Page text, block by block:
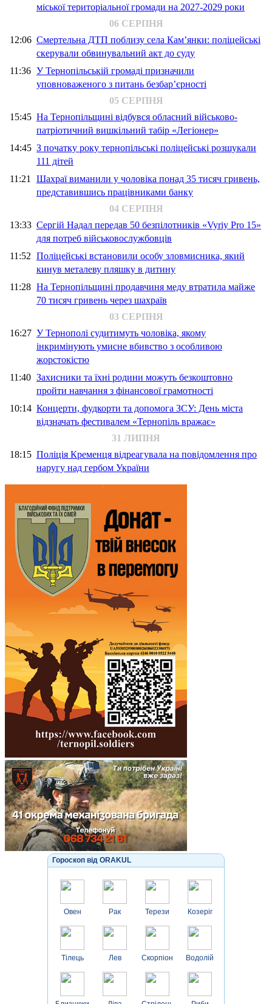
міської територіальної громади на 2027-2029 роки
06 СЕРПНЯ
12:06 Смертельна ДТП поблизу села Кам’янки: поліцейські
скерували обвинувальний акт до суду
11:36 У Тернопільській громаді призначили
уповноваженого з питань безбар’єрності
05 СЕРПНЯ
15:45 На Тернопільщині відбувся обласний військово-
патріотичний вишкільний табір «Легіонер»
14:45 З початку року тернопільські поліцейські розшукали
111 дітей
11:21 Шахраї виманили у чоловіка понад 35 тисяч гривень,
представившись працівниками банку
04 СЕРПНЯ
13:33 Сергій Надал передав 50 безпілотників «Vyriy Pro 15»
для потреб військовослужбовців
11:52 Поліцейські встановили особу зловмисника, який
кинув металеву пляшку в дитину
11:28 На Тернопільщині продавчиня меду втратила майже
70 тисяч гривень через шахраїв
03 СЕРПНЯ
16:27 У Тернополі судитимуть чоловіка, якому
інкримінують умисне вбивство з особливою
жорстокістю
11:40 Захисники та їхні родини можуть безкоштовно
пройти навчання з фінансової грамотності
10:14 Концерти, фудкорти та допомога ЗСУ: День міста
відзначать фестивалем «Тернопіль вражає»
31 ЛИПНЯ
18:15 Поліція Кременця відреагувала на повідомлення про
наругу над гербом України
Гороскоп від ORAKUL
Овен
Тілець
Рак
Лев
Терези
Скорпіон
Козеріг
Водолій